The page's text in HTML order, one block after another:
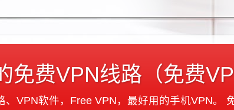
免费VPN线路（免费
VPN软件，Free VPN，最好用的手机VPN。